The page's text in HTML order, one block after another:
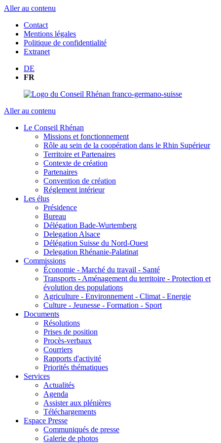
Aller au contenu
Contact
Mentions légales
Politique de confidentialité
Extranet
DE
FR
Aller au contenu
Le Conseil Rhénan
Missions et fonctionnement
Rôle au sein de la coopération dans le Rhin Supérieur
Territoire et Partenaires
Contexte de création
Partenaires
Convention de création
Réglement intérieur
Les élus
Présidence
Bureau
Délégation Bade-Wurtemberg
Delegation Alsace
Délégation Suisse du Nord-Ouest
Delegation Rhénanie-Palatinat
Commissions
Économie - Marché du travail - Santé
Transports - Aménagement du territoire - Protection et
évolution des populations
Agriculture - Environnement - Climat - Energie
Culture - Jeunesse - Formation - Sport
Documents
Résolutions
Prises de position
Procès-verbaux
Courriers
Rapports d'activité
Priorités thématiques
Services
Actualités
Agenda
Assister aux plénières
Téléchargements
Espace Presse
Communiqués de presse
Galerie de photos